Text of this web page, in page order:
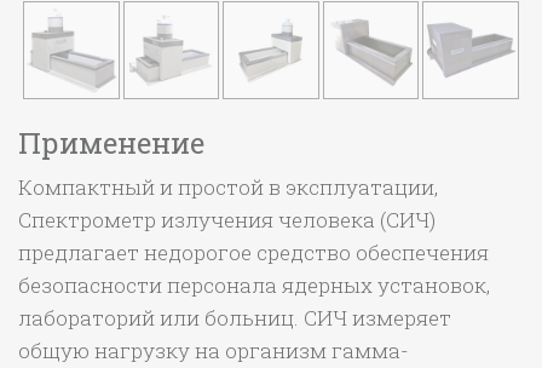
Применение
Компактный и простой в эксплуатации,
Спектрометр излучения человека (СИЧ)
предлагает недорогое средство обеспечения
безопасности персонала ядерных установок,
лабораторий или больниц. СИЧ измеряет
общую нагрузку на организм гамма-